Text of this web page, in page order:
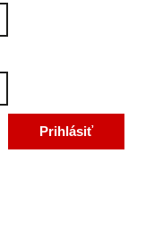
Prihlásiť